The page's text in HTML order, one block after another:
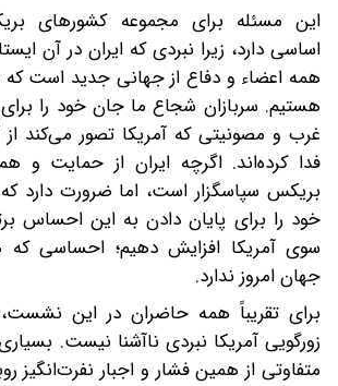
این مسئله برای مجموعه کشورهای
اساسی دارد، زیرا نبردی که ایران در آن
همه اعضاء و دفاع از جهانی جدید است
هستیم. سربازان شجاع ما جان خود را برای
غرب و مصونیتی که آمریکا تصور می‌کند از
فدا کرده‌اند. اگرچه ایران از حمایت و
بریکس سپاسگزار است، اما ضرورت دارد
خود را برای پایان دادن به این احساس
سوی آمریکا افزایش دهیم؛ احساسی
جهان امروز ندارد.
برای تقریباً همه حاضران در این
زورگویی آمریکا نبردی ناآشنا نیست.
متفاوتی از همین فشار و اجبار نفرت‌انگیز